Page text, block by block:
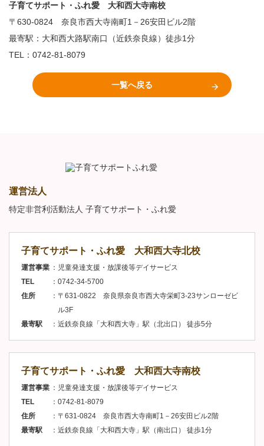
子育てサポート・ふれ愛 大和西大寺南校
〒630-0824 奈良市西大寺南町1－26安田ビル2階
最寄駅：大和西大路駅南口（近鉄奈良線）徒歩1分
TEL：0742-81-8079
一覧へ戻る
運営法人
特定非営利活動法人 子育てサポート・ふれ愛
子育てサポート・ふれ愛 大和西大寺北校
運営事業
児童発達支援・放課後等デイサービス
TEL
0742-34-5700
住所
〒631-0822 奈良県奈良市西大寺栄町3-23サンローゼビ
ル3F
最寄駅
近鉄奈良線「大和西大寺」駅（北出口） 徒歩5分
子育てサポート・ふれ愛 大和西大寺南校
運営事業
児童発達支援・放課後等デイサービス
TEL
0742-81-8079
住所
〒631-0824 奈良市西大寺南町1－26安田ビル2階
最寄駅
近鉄奈良線「大和西大寺」駅（南出口） 徒歩1分